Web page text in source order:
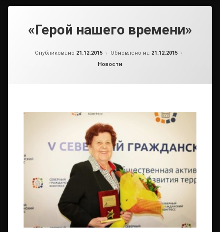
«Герой нашего времени»
Опубликовано 21.12.2015 Обновлено на 21.12.2015
Рубрики:
Новости